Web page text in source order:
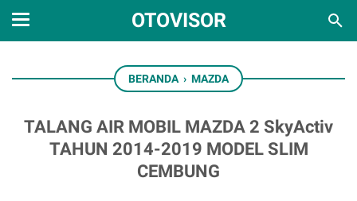
OTOVISOR
BERANDA › MAZDA
TALANG AIR MOBIL MAZDA 2 SkyActiv
TAHUN 2014-2019 MODEL SLIM
CEMBUNG